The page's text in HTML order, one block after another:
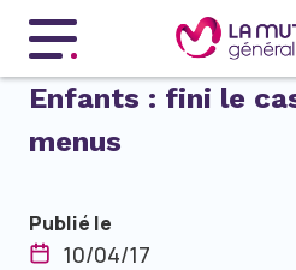
Menu principal
Enfants : fini le
menus
Publié le
10/04/17